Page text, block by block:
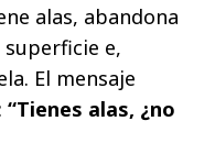
alas, abandona
superficie e,
El mensaje
“Tienes alas, ¿no